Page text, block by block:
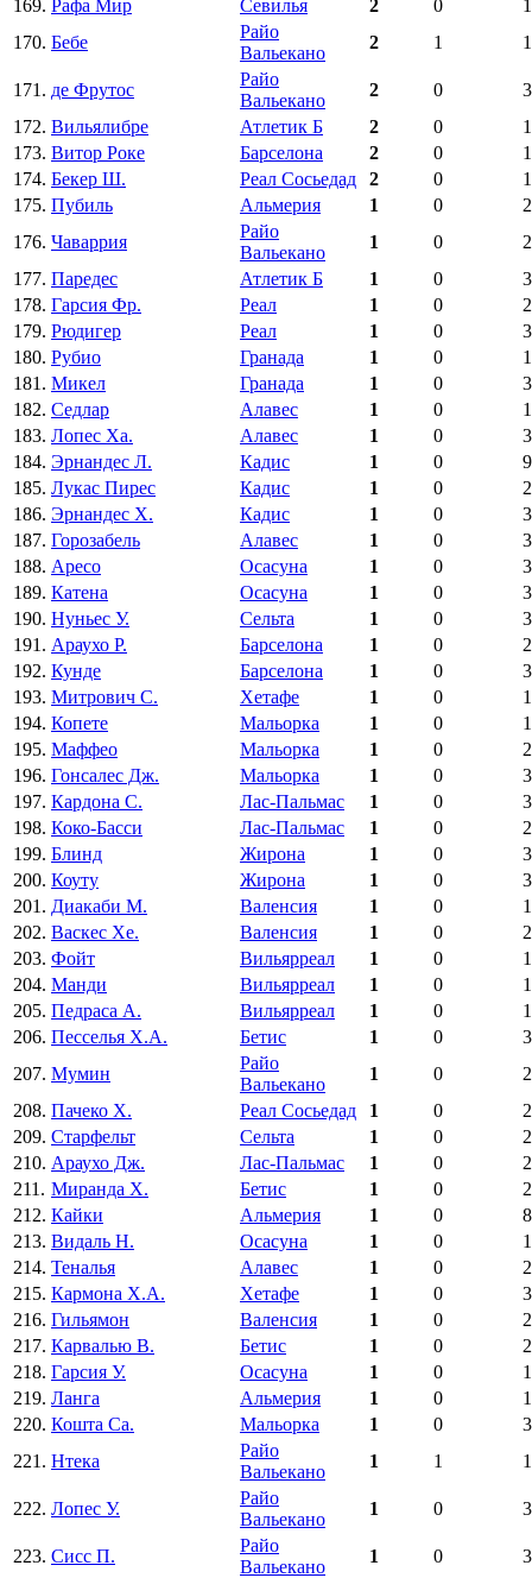
169. Рафа Мир Севилья 2 0
170. Бебе
Райо
Вальекано
2 1
171. де Фрутос
Райо
Вальекано
2 0
172. Вильялибре Атлетик Б 2 0
173. Витор Роке Барселона 2 0
174. Бекер Ш. Реал Сосьедад 2 0
175. Пубиль Альмерия 1 0
176. Чаваррия
Райо
Вальекано
1 0
177. Паредес Атлетик Б 1 0
178. Гарсия Фр. Реал 1 0
179. Рюдигер Реал 1 0
180. Рубио Гранада 1 0
181. Микел Гранада 1 0
182. Седлар Алавес 1 0
183. Лопес Ха. Алавес 1 0
184. Эрнандес Л. Кадис 1 0
9
185. Лукас Пирес Кадис 1 0
186. Эрнандес Х. Кадис 1 0
187. Горозабель Алавес 1 0
188. Аресо Осасуна 1 0
189. Катена Осасуна 1 0
190. Нуньес У. Сельта 1 0
191. Араухо Р. Барселона 1 0
192. Кунде Барселона 1 0
193. Митрович С. Хетафе 1 0
194. Копете Мальорка 1 0
195. Маффео Мальорка 1 0
196. Гонсалес Дж. Мальорка 1 0
197. Кардона С. Лас-Пальмас 1 0
198. Коко-Басси Лас-Пальмас 1 0
199. Блинд Жирона 1 0
200. Коуту Жирона 1 0
201. Диакаби М. Валенсия 1 0
202. Васкес Хе. Валенсия 1 0
203. Фойт Вильярреал 1 0
204. Манди Вильярреал 1 0
205. Педраса А. Вильярреал 1 0
206. Песселья Х.А. Бетис 1 0
207. Мумин
Райо
Вальекано
1 0
208. Пачеко Х. Реал Сосьедад 1 0
209. Старфельт Сельта 1 0
210. Араухо Дж. Лас-Пальмас 1 0
211. Миранда Х. Бетис 1 0
212. Кайки Альмерия 1 0
8
213. Видаль Н. Осасуна 1 0
214. Теналья Алавес 1 0
215. Кармона Х.А. Хетафе 1 0
216. Гильямон Валенсия 1 0
217. Карвалью В. Бетис 1 0
218. Гарсия У. Осасуна 1 0
219. Ланга Альмерия 1 0
220. Кошта Са. Мальорка 1 0
221. Нтека
Райо
Вальекано
1 1
222. Лопес У.
Райо
Вальекано
1 0
223. Сисс П.
Райо
Вальекано
1 0